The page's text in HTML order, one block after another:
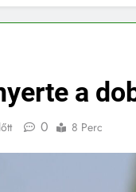
a
0 8 Perc